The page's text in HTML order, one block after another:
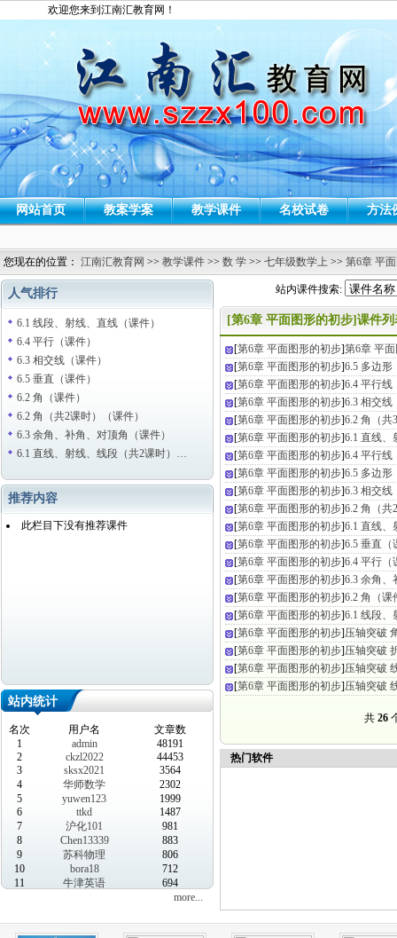
欢迎您来到江南汇教育网！
网站首页 教案学案 教学课件 名校试卷 方法
您现在的位置： 江南汇教育网 >> 教学课件 >> 数 学 >> 七年级数学上 >> 第6章 平
站内课件搜索:
人气排行
6.1 线段、射线、直线（课件）
6.4 平行（课件）
6.3 相交线（课件）
6.5 垂直（课件）
6.2 角（课件）
6.2 角（共2课时）（课件）
6.3 余角、补角、对顶角（课件）
6.1 直线、射线、线段（共2课时）…
推荐内容
此栏目下没有推荐课件
站内统计
名次 用户名
文章数
1
admin
48191
2
ckzl2022
44453
3
sksx2021
3564
4
华师数学
2302
5
yuwen123
1999
6
ttkd
1487
7
沪化101
981
8
Chen13339
883
9
苏科物理
806
10
bora18
712
11
牛津英语
694
more...
[第6章 平面图形的初步]课件列
[第6章 平面图形的初步]第6章 平
[第6章 平面图形的初步]6.5 多边形
[第6章 平面图形的初步]6.4 平行线
[第6章 平面图形的初步]6.3 相交线
[第6章 平面图形的初步]6.2 角（共
[第6章 平面图形的初步]6.1 直线、
[第6章 平面图形的初步]6.4 平行线
[第6章 平面图形的初步]6.5 多边形
[第6章 平面图形的初步]6.3 相交线
[第6章 平面图形的初步]6.2 角（共
[第6章 平面图形的初步]6.1 直线、
[第6章 平面图形的初步]6.5 垂直（
[第6章 平面图形的初步]6.4 平行（
[第6章 平面图形的初步]6.3 余角、
[第6章 平面图形的初步]6.2 角（课
[第6章 平面图形的初步]6.1 线段、
[第6章 平面图形的初步]压轴突破
[第6章 平面图形的初步]压轴突破
[第6章 平面图形的初步]压轴突破
[第6章 平面图形的初步]压轴突破
共 26
热门软件